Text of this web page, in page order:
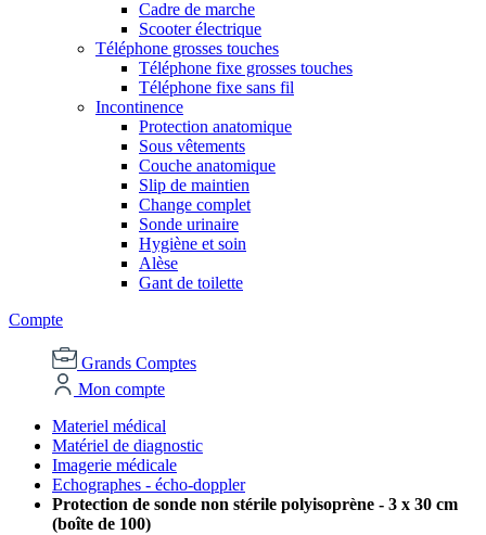
Cadre de marche
Scooter électrique
Téléphone grosses touches
Téléphone fixe grosses touches
Téléphone fixe sans fil
Incontinence
Protection anatomique
Sous vêtements
Couche anatomique
Slip de maintien
Change complet
Sonde urinaire
Hygiène et soin
Alèse
Gant de toilette
Compte
Grands Comptes
Mon compte
Materiel médical
Matériel de diagnostic
Imagerie médicale
Echographes - écho-doppler
Protection de sonde non stérile polyisoprène - 3 x 30 cm
(boîte de 100)